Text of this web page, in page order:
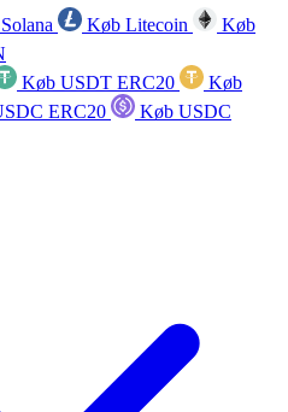
Køb Litecoin
Køb
Køb USDT ERC20
Køb
ERC20
Køb USDC